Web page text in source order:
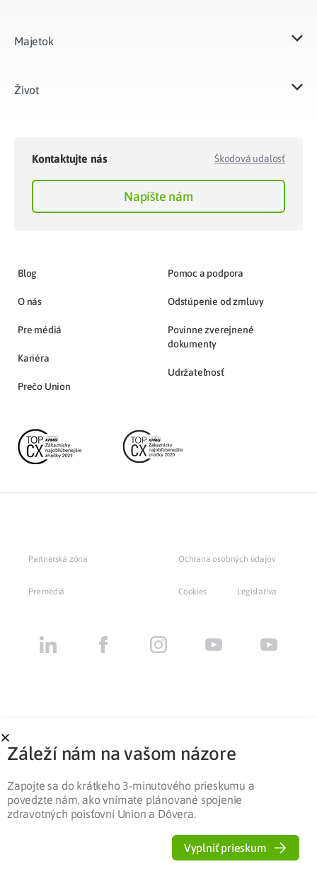
Majetok​
Život​
Kontaktujte nás Škodová udalosť
Napíšte nám
Blog
O nás
Pre médiá
Kariéra
Prečo Union
Pomoc a podpora
Odstúpenie od zmluvy
Povinne zverejnené
dokumenty
Udržateľnosť
Partnerská zóna
Pre médiá
Ochrana osobných údajov
Cookies Legislatíva
Záleží nám na vašom názore
Zapojte sa do krátkeho 3-minutového prieskumu a
povedzte nám, ako vnímate plánované spojenie
zdravotných poisťovní Union a Dôvera.
Vyplniť prieskum